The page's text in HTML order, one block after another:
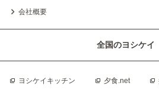
会社概要
ヨシケイキッチン 夕食.net
全国のヨシケイ